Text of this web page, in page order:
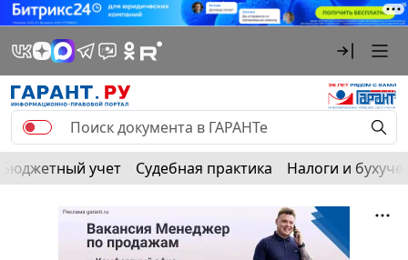
Бюджетный учет Судебная практика Налоги и